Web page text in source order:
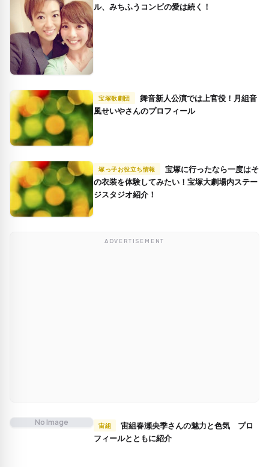
ル、みちふうコンビの愛は続く！
宝塚歌劇団
風せいやさんのプロフィール
塚っ子お役立ち情報
の衣装を体験してみたい！宝塚大劇場内ステー
ジスタジオ紹介！
ADVERTISEMENT
No Image 宙組
フィールとともに紹介